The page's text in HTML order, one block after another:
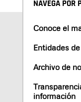
NAVEGA POR
Conoce el
Entidades
Archivo de
información